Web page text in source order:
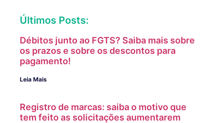
Últimos Posts:
Débitos junto ao FGTS? Saiba mais sobre
os prazos e sobre os descontos para
pagamento!
Leia Mais
Registro de marcas: saiba o motivo que
tem feito as solicitações aumentarem